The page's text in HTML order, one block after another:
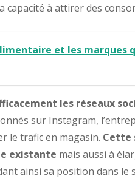
capacité à attirer des
et les
les réseaux
sur Instagram,
le trafic en magasin. Cette
existante mais aussi à
ainsi sa position dans